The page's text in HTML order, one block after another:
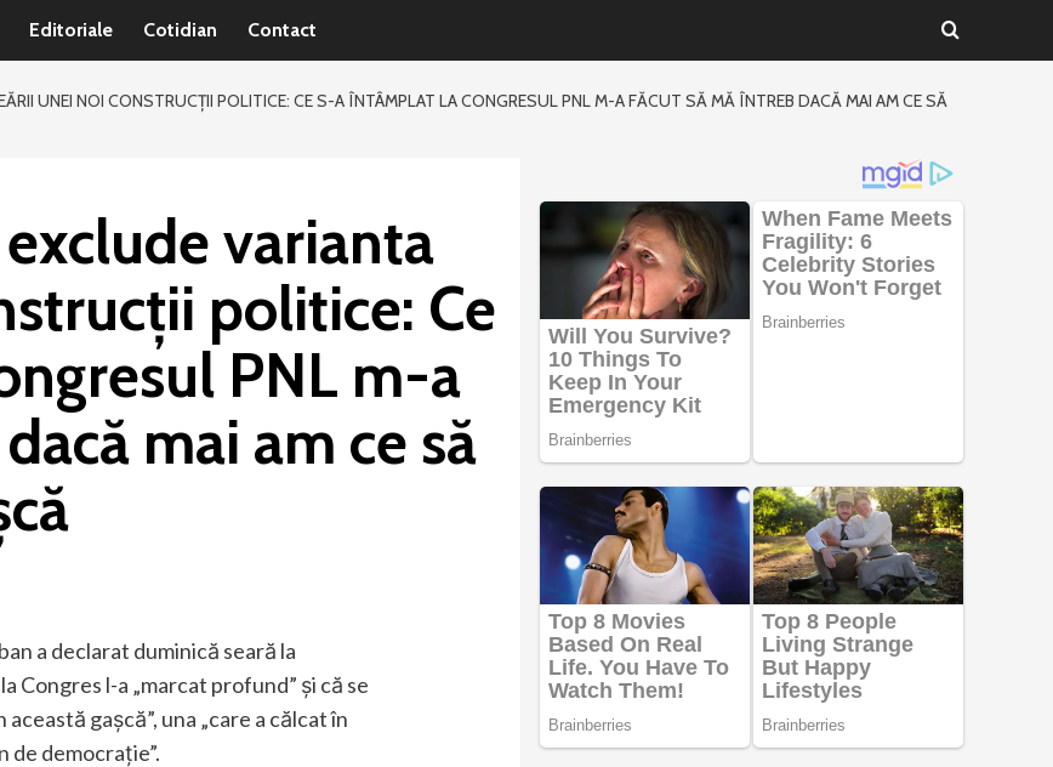
Editoriale Cotidian Contact
UNEI NOI CONSTRUCŢII POLITICE: CE S-A ÎNTÂMPLAT LA CONGRESUL PNL M-A FĂCUT SĂ MĂ ÎNTREB DACĂ MAI AM CE SĂ
varianta
politice: Ce
PNL m-a
mai am ce să
a declarat duminică seară la
Congres l-a „marcat profund” şi că se
gaşcă”, una „care a călcat în
democraţie”.